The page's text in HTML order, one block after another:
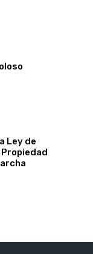
Ley de